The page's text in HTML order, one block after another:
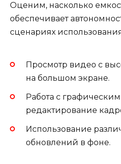
Оценим, насколько
обеспечивает
сценариях
Просмотр видео с
на большом экране.
Работа с
редактирование
Использование
обновлений в фоне.